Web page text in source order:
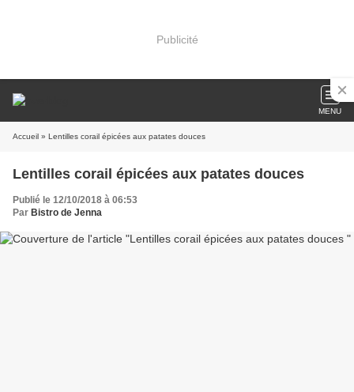
Publicité
MENU
Accueil » Lentilles corail épicées aux patates douces
Lentilles corail épicées aux patates douces
Publié le 12/10/2018 à 06:53
Par Bistro de Jenna